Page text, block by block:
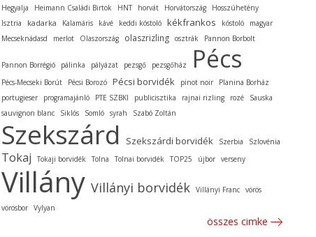
Hegyalja
Heimann Családi Birtok HNT horvát Horvátország
Hosszúhetény
Isztria
kadarka Kalamáris kávé keddi kóstoló kékfrankos kóstoló
magyar
Mecseknádasd
merlot Olaszország olaszrizling osztrák Pannon Borbolt
Pannon Borrégió pálinka pályázat pezsgő pezsgőház Pécs
Pécs-Mecseki Borút Pécsi Borozó Pécsi borvidék pinot noir
Planina Borház
portugieser
programajánló PTE SZBKI publicisztika rajnai rizling rozé
Sauska
sauvignon blanc
Siklós Somló syrah Szabó Zoltán
Szekszárd Szekszárdi borvidék Szerbia Szlovénia
Tokaj Tokaji borvidék Tolna Tolnai borvidék TOP25 újbor verseny
Villány Villányi borvidék Villányi Franc vörös
vörösbor Vylyan
összes cimke